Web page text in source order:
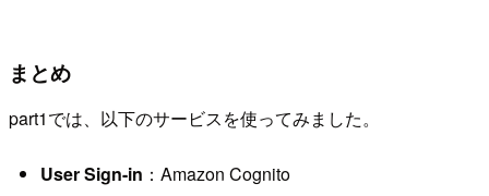
まとめ
part1では、以下のサービスを使ってみました。
User Sign-in ：Amazon Cognito